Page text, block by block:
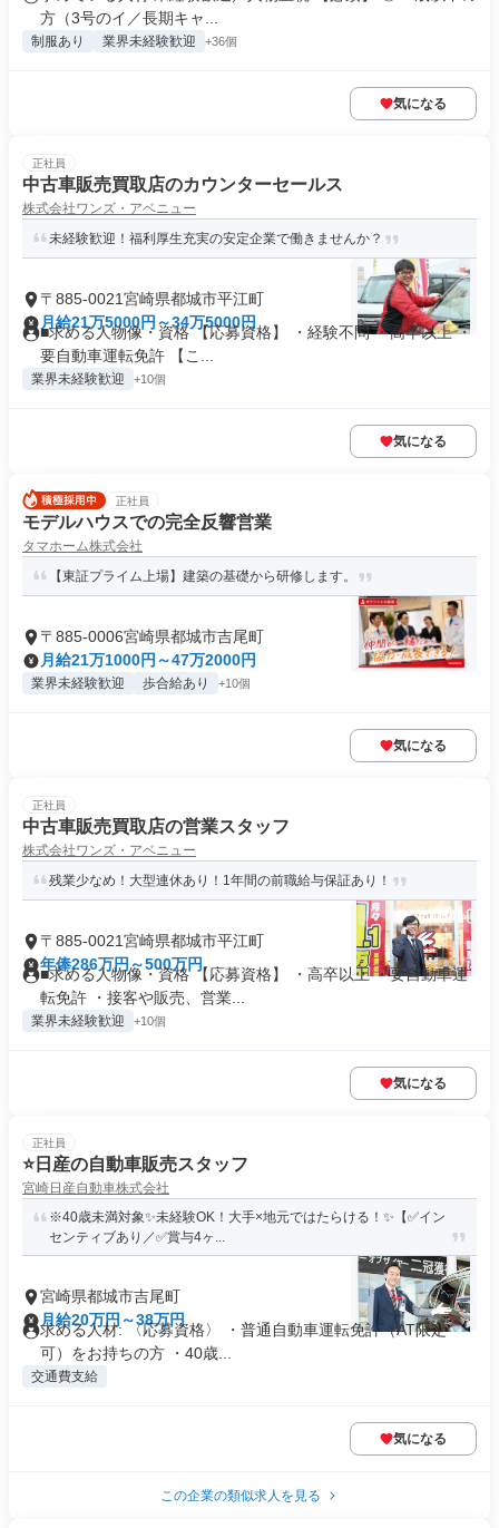
方（3号のイ／長期キャ...
制服あり 業界未経験歓迎 +36個
気になる
正社員
中古車販売買取店のカウンターセールス
株式会社ワンズ・アベニュー
未経験歓迎！福利厚生充実の安定企業で働きませんか？
〒885-0021宮崎県都城市平江町
月給21万5000円～34万5000円
■求める人物像・資格 【応募資格】 ・経験不問 ・高卒以上 ・
要自動車運転免許 【こ...
業界未経験歓迎 +10個
気になる
正社員
モデルハウスでの完全反響営業
タマホーム株式会社
【東証プライム上場】建築の基礎から研修します。
〒885-0006宮崎県都城市吉尾町
月給21万1000円～47万2000円
業界未経験歓迎 歩合給あり +10個
気になる
正社員
中古車販売買取店の営業スタッフ
株式会社ワンズ・アベニュー
残業少なめ！大型連休あり！1年間の前職給与保証あり！
〒885-0021宮崎県都城市平江町
年俸286万円～500万円
■求める人物像・資格 【応募資格】 ・高卒以上 ・要自動車運
転免許 ・接客や販売、営業...
業界未経験歓迎 +10個
気になる
正社員
⭐️日産の自動車販売スタッフ
宮崎日産自動車株式会社
※40歳未満対象✨未経験OK！大手×地元ではたらける！✨【✅イン
センティブあり／✅賞与4ヶ...
宮崎県都城市吉尾町
月給20万円～38万円
求める人材: 〈応募資格〉 ・普通自動車運転免許（AT限定
可）をお持ちの方 ・40歳...
交通費支給
気になる
この企業の類似求人を見る